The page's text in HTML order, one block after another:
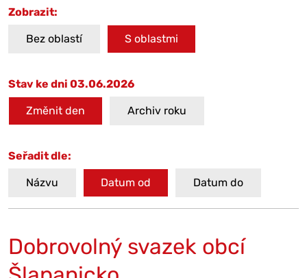
Zobrazit:
Bez oblastí S oblastmi
Stav ke dni 03.06.2026
Změnit den Archiv roku
Seřadit dle:
Názvu Datum od Datum do
Dobrovolný svazek obcí